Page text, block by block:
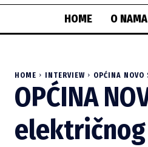
HOME O NAMA
HOME INTERVIEW OPĆINA NOVO
OPĆINA